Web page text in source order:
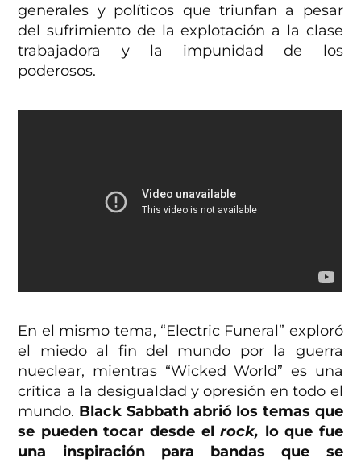
generales y políticos que triunfan a pesar
del sufrimiento de la explotación a la clase
trabajadora y la impunidad de los
poderosos.
En el mismo tema, “Electric Funeral” exploró
el miedo al fin del mundo por la guerra
nueclear, mientras “Wicked World” es una
crítica a la desigualdad y opresión en todo el
mundo. Black Sabbath abrió los temas que
se pueden tocar desde elrock, lo que fue
una inspiración para bandas que se